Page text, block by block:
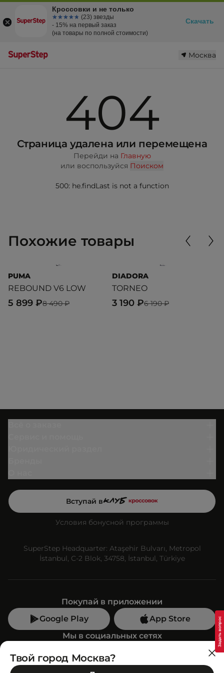
Москва
404
Страница удалена или перемещена
Перейди на Главную
или воспользуйся Поиском
500: he.findLast is not a function
Похожие товары
PUMA
REBOUND V6 LOW
8 490 ₽
5 899 ₽
DIADORA
TORNEO
6 190 ₽
3 190 ₽
Вступай в
Условия бонусной программы
SuperStep Headquarter: Ataşehir Bulvarı, Metropol
İstanbul, C-2 Blok, 34758, İstanbul, Türkiye
Покупай в приложении
Google Play
App Store
Мы в социальных сетях
Позвони нам
Твой город Москва?
Кроссовки и не только
☆☆☆☆☆
★★★★★ (23) звезды
- 15% на первый заказ
(на товары по полной стоимости)
Скачать